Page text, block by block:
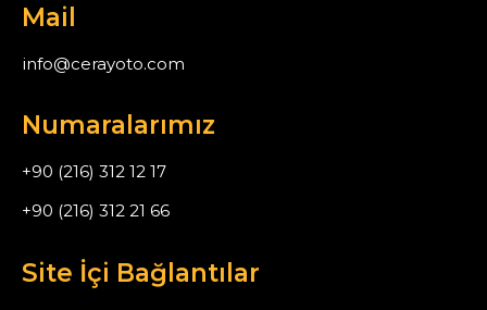
Mail
info@cerayoto.com
Numaralarımız
+90 (216) 312 12 17
+90 (216) 312 21 66
Site İçi Bağlantılar